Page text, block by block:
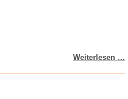
Weiterlesen …